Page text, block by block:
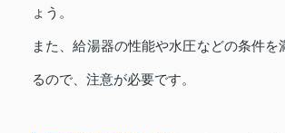
ょう。
また、給湯器の性能や水圧などの条件を
るので、注意が必要です。